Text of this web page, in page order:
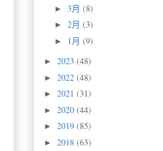
► 3月 (8)
► 2月 (3)
► 1月 (9)
► 2023 (48)
► 2022 (48)
► 2021 (31)
► 2020 (44)
► 2019 (85)
► 2018 (63)